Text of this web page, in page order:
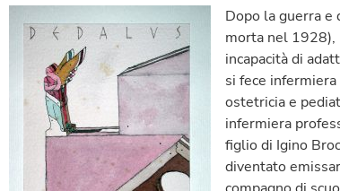
Dopo la guerra e
morta nel 1928),
incapacità di
si fece
ostetricia e
infermiera
figlio di Igino
diventato